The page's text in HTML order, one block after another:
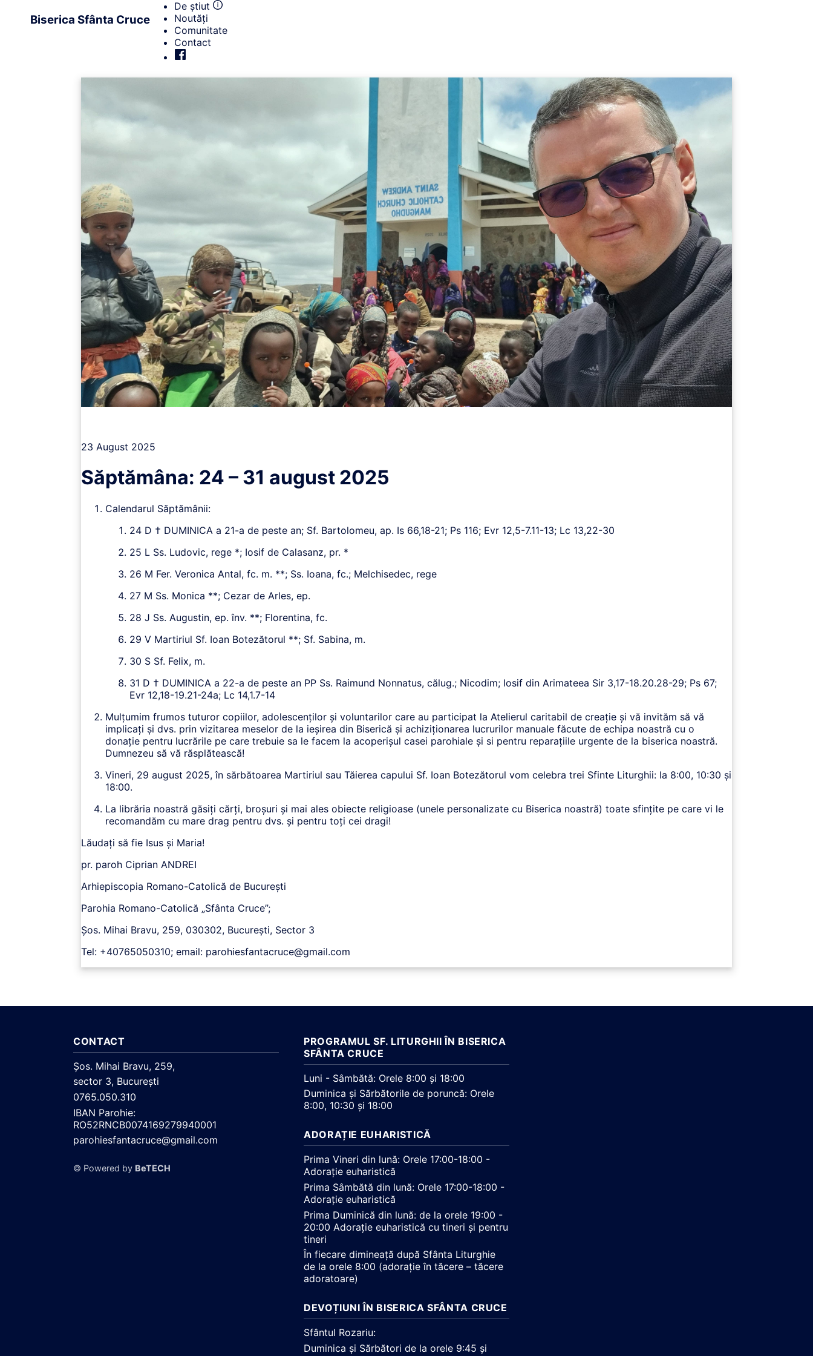
Biserica Sfânta Cruce
De știut
Noutăți
Comunitate
Contact
23 August 2025
Săptămâna: 24 – 31 august 2025
Calendarul Săptămânii:
24 D † DUMINICA a 21-a de peste an; Sf. Bartolomeu, ap. Is 66,18-21; Ps 116; Evr 12,5-7.11-13; Lc 13,22-30
25 L Ss. Ludovic, rege *; Iosif de Calasanz, pr. *
26 M Fer. Veronica Antal, fc. m. **; Ss. Ioana, fc.; Melchisedec, rege
27 M Ss. Monica **; Cezar de Arles, ep.
28 J Ss. Augustin, ep. înv. **; Florentina, fc.
29 V Martiriul Sf. Ioan Botezătorul **; Sf. Sabina, m.
30 S Sf. Felix, m.
31 D † DUMINICA a 22-a de peste an PP Ss. Raimund Nonnatus, călug.; Nicodim; Iosif din Arimateea Sir 3,17-18.20.28-29; Ps 67;
Evr 12,18-19.21-24a; Lc 14,1.7-14
Mulțumim frumos tuturor copiilor, adolescenților și voluntarilor care au participat la Atelierul caritabil de creație și vă invităm să vă
implicați și dvs. prin vizitarea meselor de la ieșirea din Biserică și achiziționarea lucrurilor manuale făcute de echipa noastră cu o
donație pentru lucrările pe care trebuie sa le facem la acoperișul casei parohiale și si pentru reparațiile urgente de la biserica noastră.
Dumnezeu să vă răsplătească!
Vineri, 29 august 2025, în sărbătoarea Martiriul sau Tăierea capului Sf. Ioan Botezătorul vom celebra trei Sfinte Liturghii: la 8:00, 10:30 și
18:00.
La librăria noastră găsiți cărți, broșuri și mai ales obiecte religioase (unele personalizate cu Biserica noastră) toate sfințite pe care vi le
recomandăm cu mare drag pentru dvs. și pentru toți cei dragi!
Lăudați să fie Isus și Maria!
pr. paroh Ciprian ANDREI
Arhiepiscopia Romano-Catolică de București
Parohia Romano-Catolică „Sfânta Cruce”;
Șos. Mihai Bravu, 259, 030302, București, Sector 3
Tel: +40765050310; email: parohiesfantacruce@gmail.com
CONTACT
Şos. Mihai Bravu, 259,
sector 3, Bucureşti
0765.050.310
IBAN Parohie:
RO52RNCB0074169279940001
parohiesfantacruce@gmail.com
© Powered by BeTECH
PROGRAMUL SF. LITURGHII ÎN BISERICA
SFÂNTA CRUCE
Luni - Sâmbătă: Orele 8:00 și 18:00
Duminica și Sărbătorile de poruncă: Orele
8:00, 10:30 și 18:00
ADORAȚIE EUHARISTICĂ
Prima Vineri din lună: Orele 17:00-18:00 -
Adorație euharistică
Prima Sâmbătă din lună: Orele 17:00-18:00 -
Adorație euharistică
Prima Duminică din lună: de la orele 19:00 -
20:00 Adorație euharistică cu tineri și pentru
tineri
În fiecare dimineață după Sfânta Liturghie
de la orele 8:00 (adorație în tăcere – tăcere
adoratoare)
DEVOȚIUNI ÎN BISERICA SFÂNTA CRUCE
Sfântul Rozariu:
Duminica și Sărbători de la orele 9:45 și